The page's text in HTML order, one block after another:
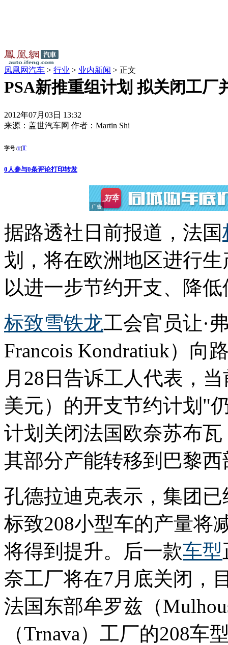
凤凰网汽车 > 行业 > 业内新闻 > 正文
PSA新推重组计划 拟关闭工厂
2012年07月03日 13:32
来源： 盖世汽车网 作者： Martin Shi
字号:T|T
0 人参与0条评论打印转发
据路透社日前报道，法国
划，将在欧洲地区进行
以进一步节约开支、降
标致雪铁龙工会官员让·
Francois Kondratiuk）向
月28日告诉工人代表，
美元）的开支节约计划"
计划关闭法国欧奈苏布瓦
其部分产能转移到巴黎
孔德拉迪克表示，集团
标致208小型车的产量将
将得到提升。后一款车型
奈工厂将在7月底关闭，
法国东部牟罗兹（
（Trnava）工厂的208车